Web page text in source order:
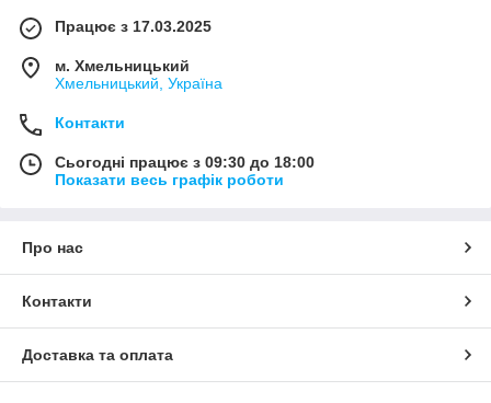
Працює з 17.03.2025
м. Хмельницький
Хмельницький, Україна
Контакти
Сьогодні працює з 09:30 до 18:00
Показати весь графік роботи
Про нас
Контакти
Доставка та оплата